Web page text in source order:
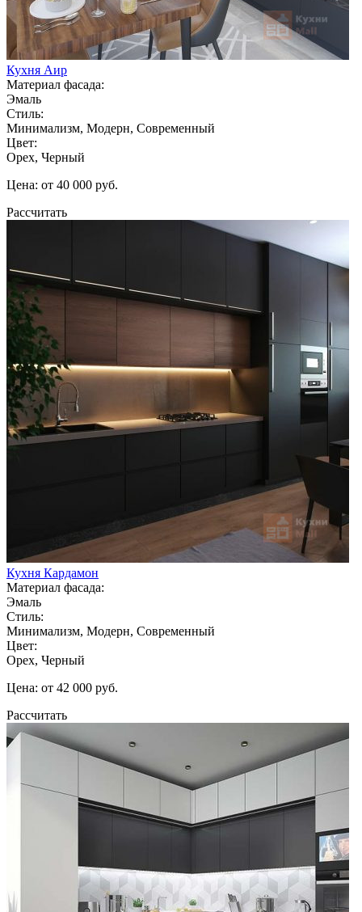
Кухня Аир
Материал фасада:
Эмаль
Стиль:
Минимализм, Модерн, Современный
Цвет:
Орех, Черный
Цена: от 40 000 руб.
Рассчитать
Кухня Кардамон
Материал фасада:
Эмаль
Стиль:
Минимализм, Модерн, Современный
Цвет:
Орех, Черный
Цена: от 42 000 руб.
Рассчитать